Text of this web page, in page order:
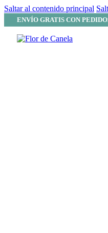
Saltar al contenido principal
ENVÍO GRATIS CON